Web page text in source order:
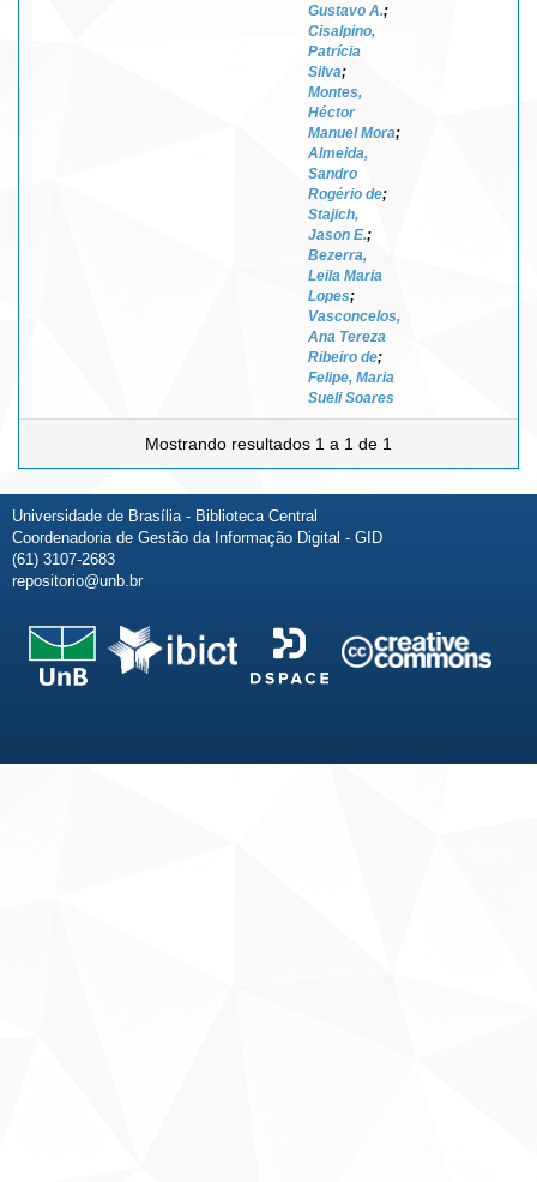
Gustavo A.;
Cisalpino,
Patrícia
Silva;
Montes,
Héctor
Manuel Mora;
Almeida,
Sandro
Rogério de;
Stajich,
Jason E.;
Bezerra,
Leila Maria
Lopes;
Vasconcelos,
Ana Tereza
Ribeiro de;
Felipe, Maria
Sueli Soares
Mostrando resultados 1 a 1 de 1
Universidade de Brasília - Biblioteca Central
Coordenadoria de Gestão da Informação Digital - GID
(61) 3107-2683
repositorio@unb.br